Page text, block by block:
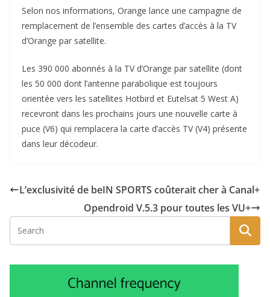
Selon nos informations, Orange lance une campagne de
remplacement de l’ensemble des cartes d’accès à la TV
d’Orange par satellite.
Les 390 000 abonnés à la TV d’Orange par satellite (dont
les 50 000 dont l’antenne parabolique est toujours
orientée vers les satellites Hotbird et Eutelsat 5 West A)
recevront dans les prochains jours une nouvelle carte à
puce (V6) qui remplacera la carte d’accès TV (V4) présente
dans leur décodeur.
L’exclusivité de beIN SPORTS coûterait cher à Canal+
Opendroid V.5.3 pour toutes les VU+